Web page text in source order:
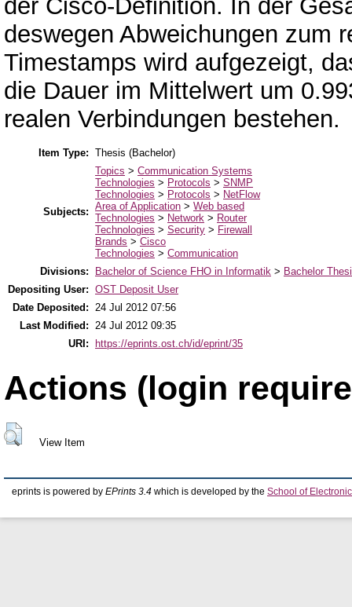
der Cisco-Definition. In der
deswegen Abweichungen zum
Timestamps wird aufgezeigt,
die Dauer im Mittelwert um
realen Verbindungen bestehen.
Item Type: Thesis (Bachelor)
Subjects:
Topics > Communication Systems
Technologies > Protocols > SNMP
Technologies > Protocols > NetFlow
Area of Application > Web based
Technologies > Network > Router
Technologies > Security > Firewall
Brands > Cisco
Technologies > Communication
Divisions:
Bachelor of Science FHO in Informatik > Bachelor
Depositing User: OST Deposit User
Date Deposited: 24 Jul 2012 07:56
Last Modified: 24 Jul 2012 09:35
URI:
https://eprints.ost.ch/id/eprint/35
Actions (login
View Item
eprints is powered by EPrints 3.4 which is developed by the School of